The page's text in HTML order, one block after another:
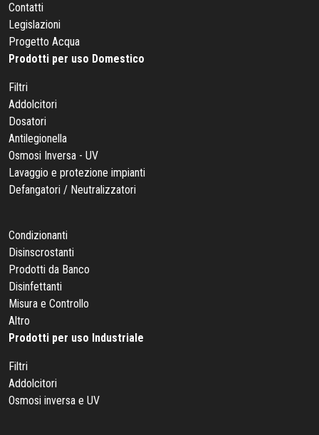
Contatti
Legislazioni
Progetto Acqua
Prodotti per uso Domestico
Filtri
Addolcitori
Dosatori
Antilegionella
Osmosi Inversa - UV
Lavaggio e protezione impianti
Defangatori / Neutralizzatori
Condizionanti
Disinscrostanti
Prodotti da Banco
Disinfettanti
Misura e Controllo
Altro
Prodotti per uso Industriale
Filtri
Addolcitori
Osmosi inversa e UV